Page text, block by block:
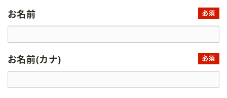
お名前 必須
お名前(カナ) 必須